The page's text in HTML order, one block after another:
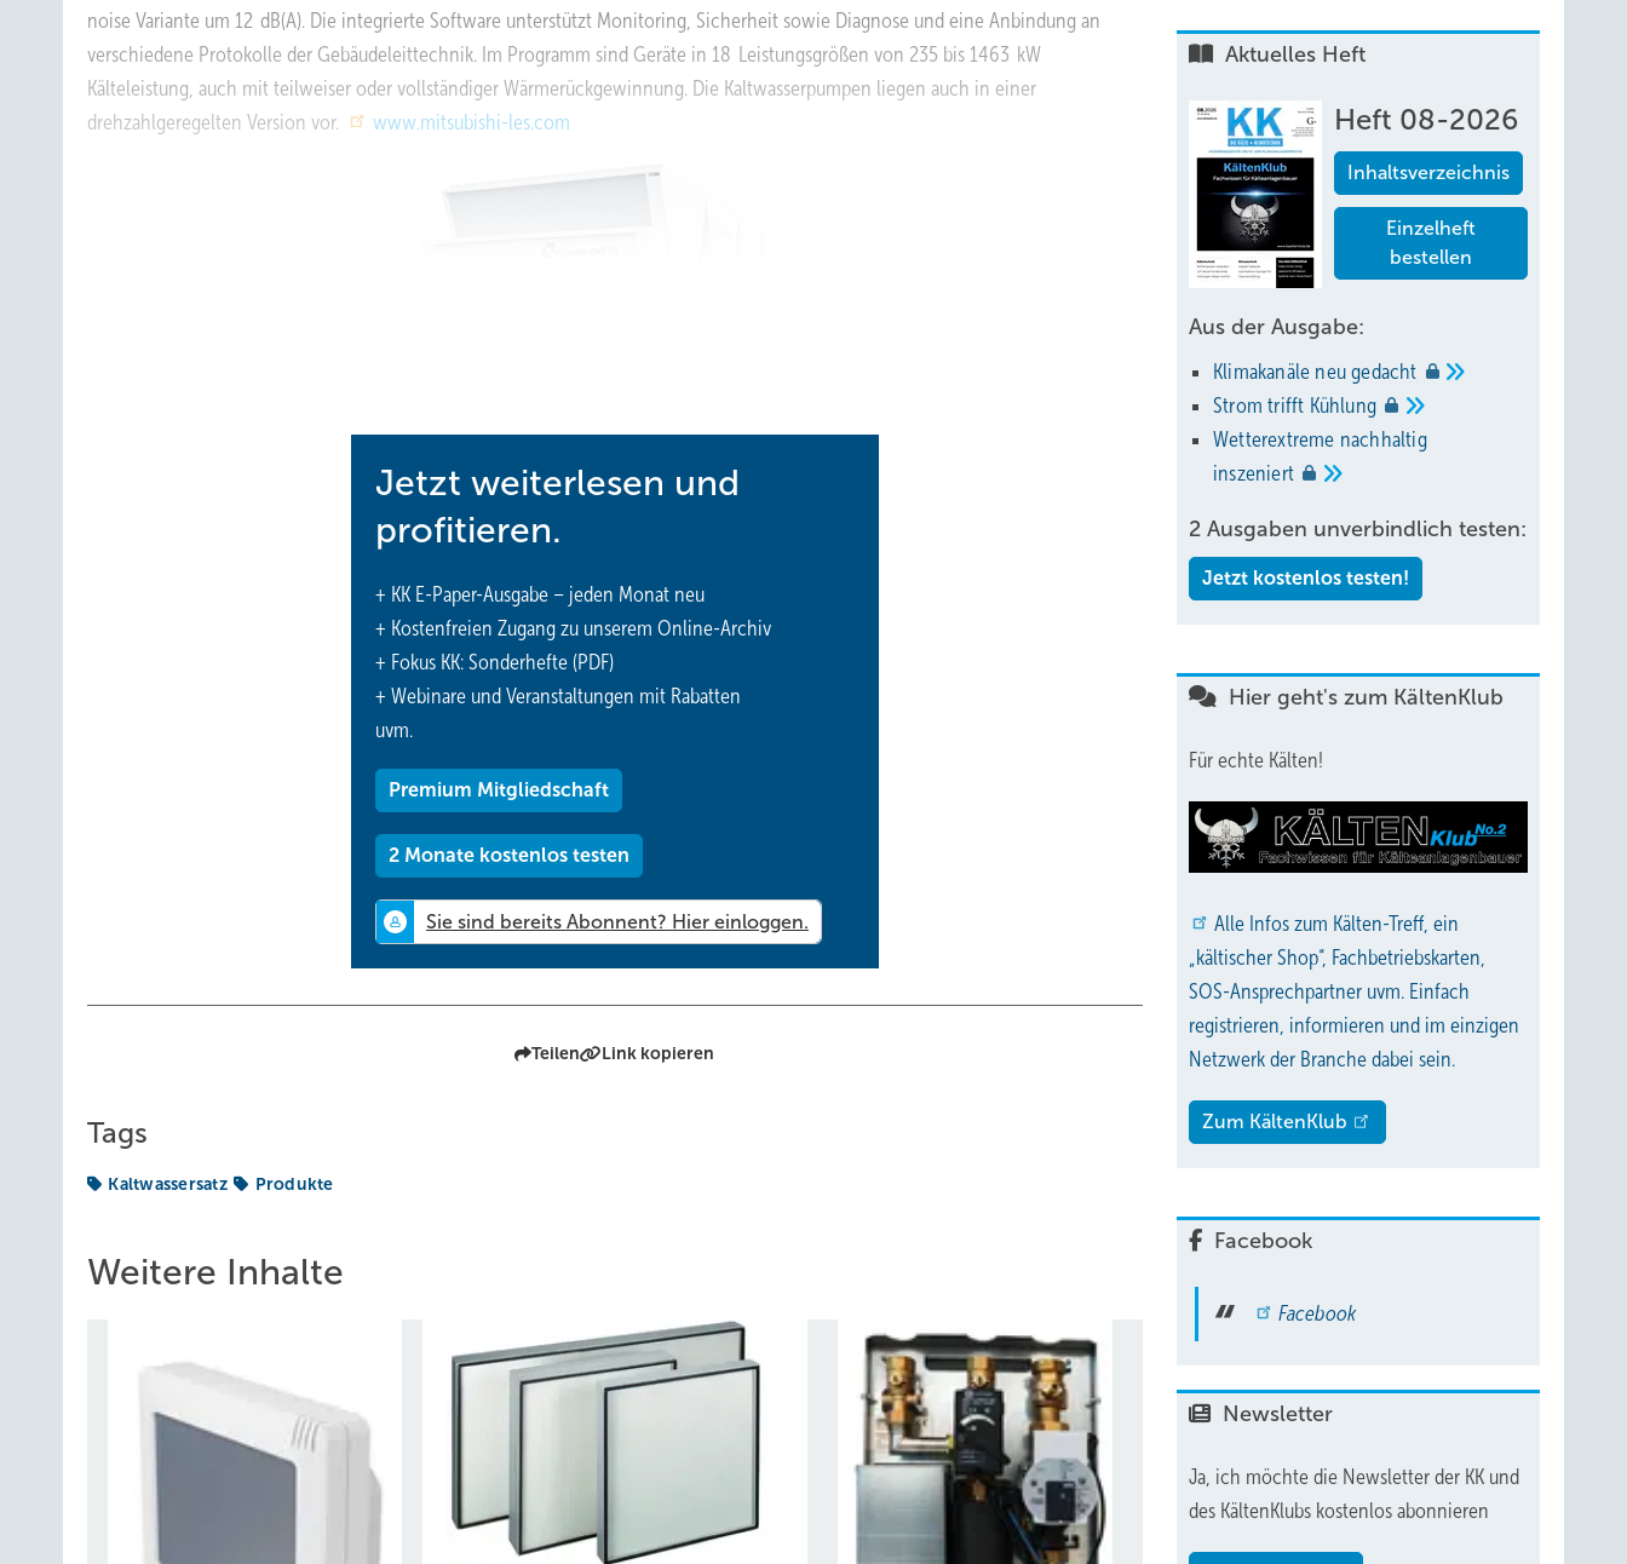
noise Variante um 12 dB(A). Die integrierte Software unterstützt Monitoring, Sicherheit sowie Diagnose und eine Anbindung an
verschiedene Protokolle der Gebäudeleittechnik. Im Programm sind Geräte in 18 Leistungsgrößen von 235 bis 1463 kW
Kälteleistung, auch mit teilweiser oder vollständiger Wärmerückgewinnung. Die Kaltwasserpumpen liegen auch in einer
drehzahlgeregelten Version vor.
www.mitsubishi-les.com
Jetzt weiterlesen und
profitieren.
+ KK E-Paper-Ausgabe – jeden Monat neu
+ Kostenfreien Zugang zu unserem Online-Archiv
+ Fokus KK: Sonderhefte (PDF)
+ Webinare und Veranstaltungen mit Rabatten
uvm.
Premium Mitgliedschaft
2 Monate kostenlos testen
Teilen Link kopieren
Tags
Kaltwassersatz Produkte
Weitere Inhalte
Aktuelles Heft
Heft 08-2026
Inhaltsverzeichnis
Einzelheft
bestellen
Aus der Ausgabe:
Klimakanäle neugedacht
Strom trifft Kühlung
Wetterextreme nachhaltig
inszeniert
2 Ausgaben unverbindlich testen:
Jetzt kostenlos testen!
Hier geht's zum KältenKlub
Für echte Kälten!
Alle Infos zum Kälten-Treff, ein
„kältischer Shop“, Fachbetriebskarten,
SOS-Ansprechpartner uvm. Einfach
registrieren, informieren und im einzigen
Netzwerk der Branche dabei sein.
Zum KältenKlub
Facebook
Facebook
Newsletter
Ja, ich möchte die Newsletter der KK und
des KältenKlubs kostenlos abonnieren